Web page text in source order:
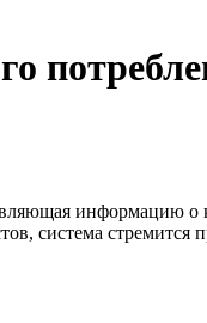
информацию о
система стремится